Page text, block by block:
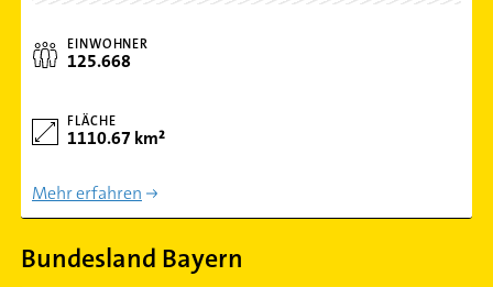
EINWOHNER
125.668
FLÄCHE
1110.67 km²
Mehr erfahren
Bundesland Bayern